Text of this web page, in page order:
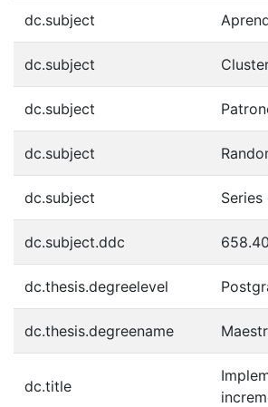
dc.subject
dc.subject
dc.subject
dc.subject
dc.subject
dc.subject.ddc
dc.thesis.degreelevel
dc.thesis.degreename
dc.title